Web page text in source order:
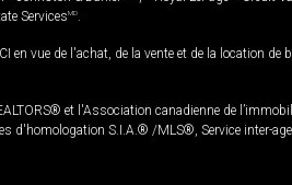
ServicesMD
vue de l'achat, de la vente et de la location
et l'Association canadienne de
d'homologation S.I.A.® /MLS®, Service inter-